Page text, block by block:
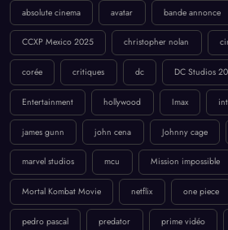
absolute cinema avatar bande annonce
CCXP Mexico 2025 christopher nolan
corée critiques dc DC Studios
Entertainment hollywood Imax
james gunn john cena Johnny cage
marvel studios mcu Mission impossible
Mortal Kombat Movie netflix one piece
pedro pascal predator prime vidéo